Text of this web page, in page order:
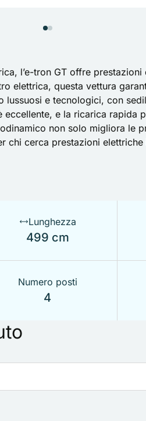
l’e-tron GT offre prestazioni
elettrica, questa vettura
lussuosi e tecnologici, con
eccellente, e la ricarica rapida
non solo migliora le
chi cerca prestazioni
Lunghezza
499 cm
Numero posti
4